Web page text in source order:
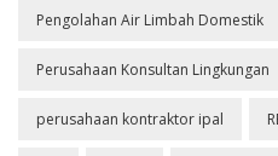
Pengolahan Air Limbah Domestik
Perusahaan Konsultan Lingkungan
perusahaan kontraktor ipal